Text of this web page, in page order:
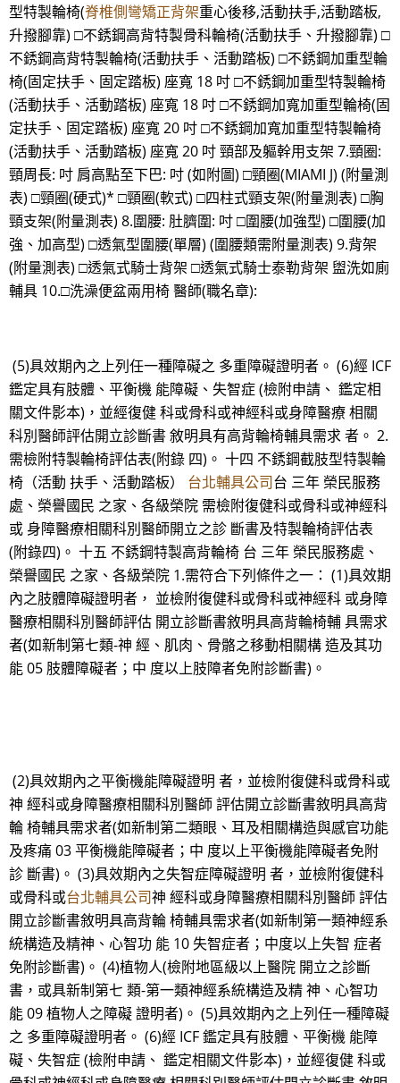
型特製輪椅(脊椎側彎矯正背架重心後移,活動扶手,活動踏板,
升撥腳靠) □不銹鋼高背特製骨科輪椅(活動扶手、升撥腳靠) □
不銹鋼高背特製輪椅(活動扶手、活動踏板) □不銹鋼加重型輪
椅(固定扶手、固定踏板) 座寬 18 吋 □不銹鋼加重型特製輪椅
(活動扶手、活動踏板) 座寬 18 吋 □不銹鋼加寬加重型輪椅(固
定扶手、固定踏板) 座寬 20 吋 □不銹鋼加寬加重型特製輪椅
(活動扶手、活動踏板) 座寬 20 吋 頸部及軀幹用支架 7.頸圈:
頸周長: 吋 肩高點至下巴: 吋 (如附圖) □頸圈(MIAMI J) (附量測
表) □頸圈(硬式)* □頸圈(軟式) □四柱式頸支架(附量測表) □胸
頸支架(附量測表) 8.圍腰: 肚臍圍: 吋 □圍腰(加強型) □圍腰(加
強、加高型) □透氣型圍腰(單層) (圍腰類需附量測表) 9.背架
(附量測表) □透氣式騎士背架 □透氣式騎士泰勒背架 盥洗如廁
輔具 10.□洗澡便盆兩用椅 醫師(職名章):
(5)具效期內之上列任一種障礙之 多重障礙證明者。 (6)經 ICF
鑑定具有肢體、平衡機 能障礙、失智症 (檢附申請、 鑑定相
關文件影本)，並經復健 科或骨科或神經科或身障醫療 相關
科別醫師評估開立診斷書 敘明具有高背輪椅輔具需求 者。 2.
需檢附特製輪椅評估表(附錄 四)。 十四 不銹鋼截肢型特製輪
椅（活動 扶手、活動踏板） 台北輔具公司台 三年 榮民服務
處、榮譽國民 之家、各級榮院 需檢附復健科或骨科或神經科
或 身障醫療相關科別醫師開立之診 斷書及特製輪椅評估表
(附錄四)。 十五 不銹鋼特製高背輪椅 台 三年 榮民服務處、
榮譽國民 之家、各級榮院 1.需符合下列條件之一： (1)具效期
內之肢體障礙證明者， 並檢附復健科或骨科或神經科 或身障
醫療相關科別醫師評估 開立診斷書敘明具高背輪椅輔 具需求
者(如新制第七類-神 經、肌肉、骨骼之移動相關構 造及其功
能 05 肢體障礙者；中 度以上肢障者免附診斷書)。
(2)具效期內之平衡機能障礙證明 者，並檢附復健科或骨科或
神 經科或身障醫療相關科別醫師 評估開立診斷書敘明具高背
輪 椅輔具需求者(如新制第二類眼、耳及相關構造與感官功能
及疼痛 03 平衡機能障礙者；中 度以上平衡機能障礙者免附
診 斷書)。 (3)具效期內之失智症障礙證明 者，並檢附復健科
或骨科或台北輔具公司神 經科或身障醫療相關科別醫師 評估
開立診斷書敘明具高背輪 椅輔具需求者(如新制第一類神經系
統構造及精神、心智功 能 10 失智症者；中度以上失智 症者
免附診斷書)。 (4)植物人(檢附地區級以上醫院 開立之診斷
書，或具新制第七 類-第一類神經系統構造及精 神、心智功
能 09 植物人之障礙 證明者)。 (5)具效期內之上列任一種障礙
之 多重障礙證明者。 (6)經 ICF 鑑定具有肢體、平衡機 能障
礙、失智症 (檢附申請、 鑑定相關文件影本)，並經復健 科或